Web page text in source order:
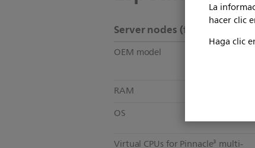
La
hacer clic
Haga clic
Server nodes (fileserver)
OEM model
RAM
OS
Virtual CPUs for Pinnacle³ multi-